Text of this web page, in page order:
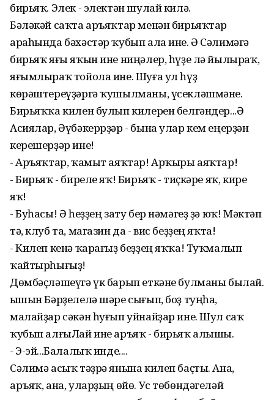
бирьяҡ. Элек - электән шулай килә.
Бәләкәй саҡта аръяҡтар менән бирьяҡтар
араһында бәхәстәр ҡубып ала ине. Ә Сәлимәгә
бирьяҡ яғы яҡын ине ниңәлер, һүҙе лә йылыраҡ,
яғымлыраҡ тойола ине. Шуға ул һүҙ
көрәштереүҙәргә ҡушылманы, үсекләшмәне.
Бирьяҡҡа килен булып килерен белгәндер...Ә
Асиялар, Әүбәкеррҙәр - бына улар кем еңерҙән
керешерҙәр ине!
- Аръяҡтар, ҡамыт аяҡтар! Арҡыры аяҡтар!
- Бирьяҡ - биреле яҡ! Бирьяҡ - тиҫкәре яҡ, кире
яҡ!
- Буһасы! Ә һеҙҙең зату бер нәмәгеҙ ҙә юҡ! Мәктәп
тә, клуб та, магазин да - вис беҙҙең яҡта!
- Килеп кенә ҡарағыҙ беҙҙең яҡҡа! Туҡмалып
ҡайтырһығыҙ!
Дөмбәҫләшеүгә үк барып еткәне булманы былай.
Ҡышын Бәрҙелелә шәре сығып, боҙ туңһа,
малайҙар сәкән һуғып уйнайҙар ине. Шул саҡ
ҡубып алғыЛай ине аръяҡ - бирьяҡ алышы.
- Э-эй...Балалыҡ инде....
Сәлимә асыҡ тәҙрә янына килеп баҫты. Ана,
аръяҡ, ана, уларҙың өйө. Ус төбөндәгеләй